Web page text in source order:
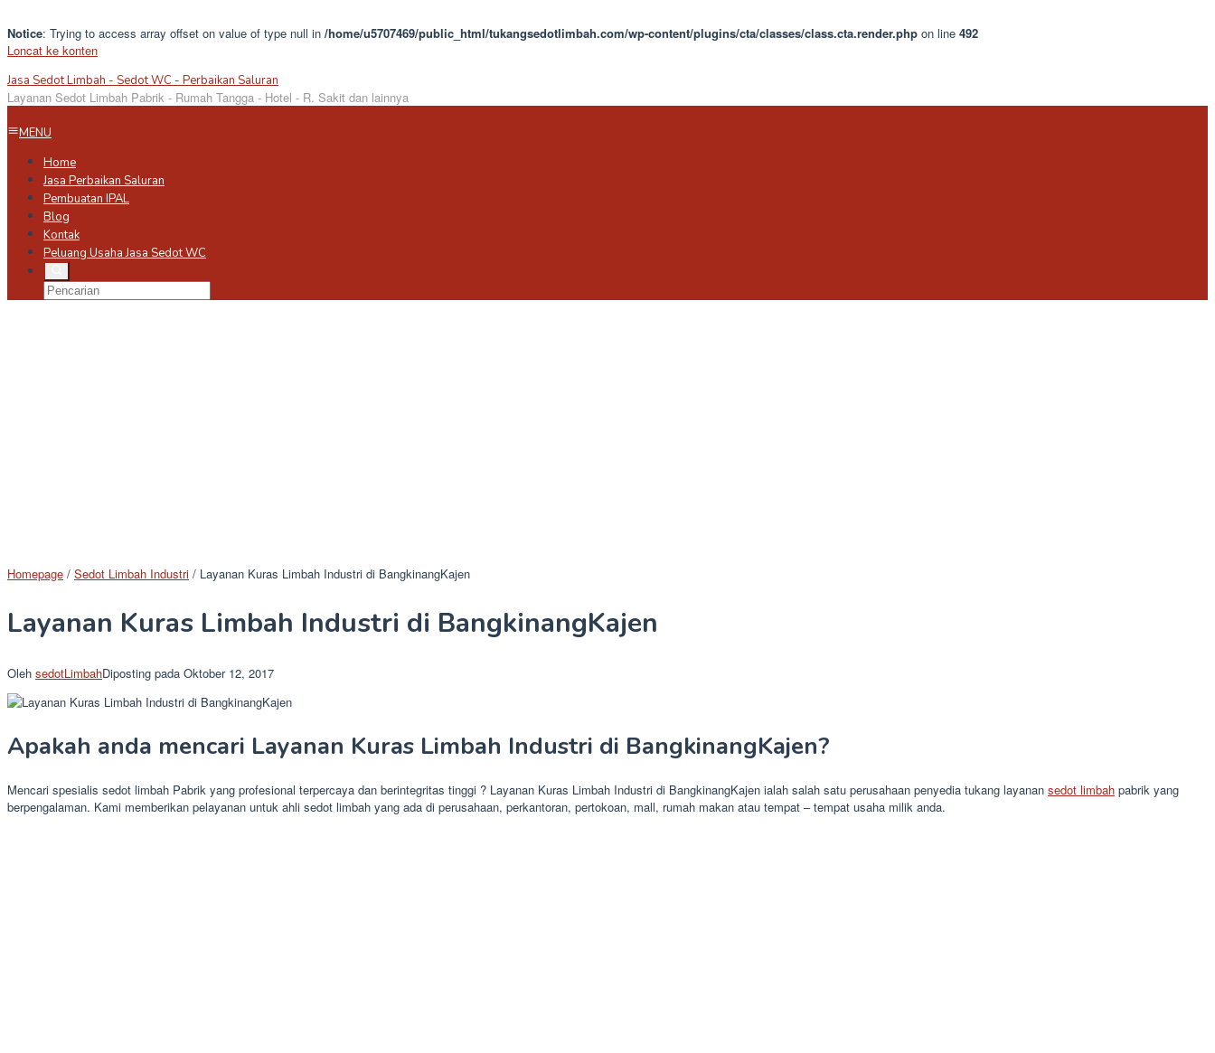
Notice: Trying to access array offset on value of type null in /home/u5707469/public_html/tukangsedotlimbah.com/wp-content/plugins/cta/classes/class.cta.render.php on line 492
Loncat ke konten
Jasa Sedot Limbah - Sedot WC - Perbaikan Saluran
Layanan Sedot Limbah Pabrik - Rumah Tangga - Hotel - R. Sakit dan lainnya
MENU
Home
Jasa Perbaikan Saluran
Pembuatan IPAL
Blog
Kontak
Peluang Usaha Jasa Sedot WC
Homepage / Sedot Limbah Industri / Layanan Kuras Limbah Industri di BangkinangKajen
Layanan Kuras Limbah Industri di BangkinangKajen
Oleh sedotLimbahDiposting pada Oktober 12, 2017
Apakah anda mencari Layanan Kuras Limbah Industri di BangkinangKajen?
Mencari spesialis sedot limbah Pabrik yang profesional terpercaya dan berintegritas tinggi ? Layanan Kuras Limbah Industri di BangkinangKajen ialah salah satu perusahaan penyedia tukang layanan sedot limbah pabrik yang
berpengalaman. Kami memberikan pelayanan untuk ahli sedot limbah yang ada di perusahaan, perkantoran, pertokoan, mall, rumah makan atau tempat – tempat usaha milik anda.